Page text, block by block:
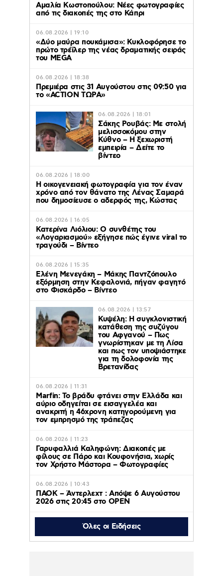
Αμαλία Κωστοπούλου: Νέες φωτογραφίες
από τις διακοπές της στο Κάπρι
06.08.2026 | 19:10
«Δύο μαύρα πουκάμισα»: Κυκλοφόρησε το
πρώτο τρέϊλερ της νέας δραματικής σειράς
του MEGA
06.08.2026 | 18:38
Πρεμιέρα στις 31 Αυγούστου στις 09:50 για
το «ACTION ΤΩΡΑ»
06.08.2026 | 18:01
Σάκης Ρουβάς: Με στολή
μελισσοκόμου στην
Κύθνο – Η ξεχωριστή
εμπειρία – Δείτε το
βίντεο
06.08.2026 | 18:00
Η οικογενειακή φωτογραφία για τον έναν
χρόνο από τον θάνατο της Λένας Σαμαρά
που δημοσίευσε ο αδερφός της, Κώστας
06.08.2026 | 16:05
Κατερίνα Λιόλιου: Ο συνθέτης του
«Λογαριασμού» εξήγησε πώς έγινε viral το
τραγούδι – Βίντεο
06.08.2026 | 15:35
Ελένη Μενεγάκη – Μάκης Παντζόπουλο
εξόρμηση στην Κεφαλονιά, πήγαν φαγητό
στο Φισκάρδο – Βίντεο
06.08.2026 | 13:57
Κυψέλη: Η συγκλονιστική
κατάθεση της συζύγου
του Αφγανού – Πως
γνωρίστηκαν με τη Λίσα
και πως τον υποψιάστηκε
για τη δολοφονία της
Βρετανίδας
06.08.2026 | 11:31
Marfin: Το βράδυ φτάνει στην Ελλάδα και
αύριο οδηγείται σε εισαγγελέα και
ανακριτή η 46χρονη κατηγορούμενη για
τον εμπρησμό της τράπεζας
06.08.2026 | 11:23
Γαρυφαλλιά Καληφώνη: Διακοπές με
φίλους σε Πάρο και Κουφονήσια, χωρίς
τον Χρήστο Μάστορα – Φωτογραφίες
06.08.2026 | 10:43
ΠΑΟΚ – Άντερλεχτ : Απόψε 6 Αυγούστου
2026 στις 20:45 στο ΟΡΕΝ
Όλες οι Ειδήσεις